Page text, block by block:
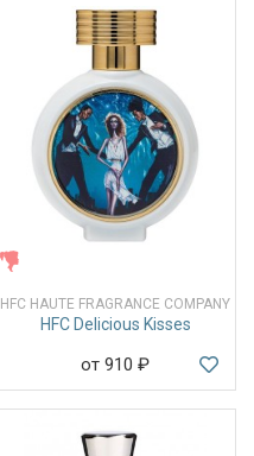
HFC HAUTE FRAGRANCE COMPANY
HFC Delicious Kisses
от 910 ₽